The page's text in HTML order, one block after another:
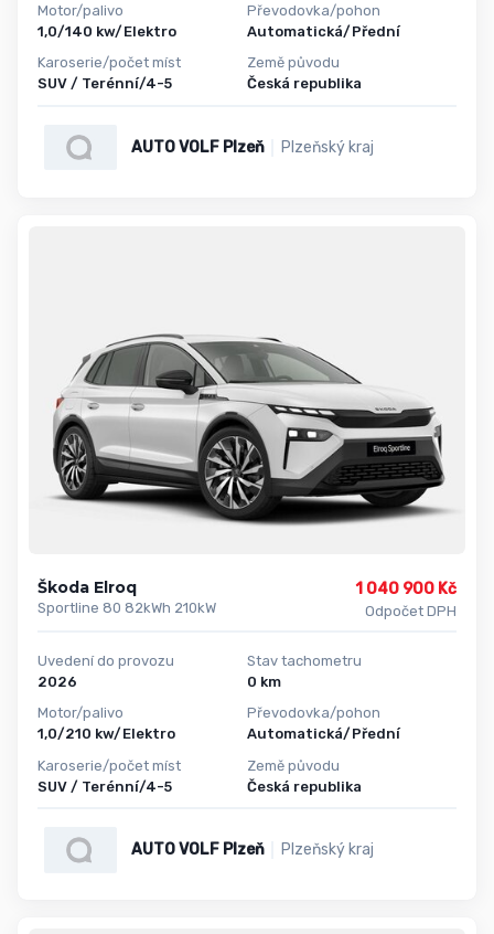
Motor/palivo
1,0/140 kw/Elektro
Karoserie/počet míst
SUV / Terénní/4-5
Převodovka/pohon
Automatická/Přední
Země původu
Česká republika
AUTO VOLF Plzeň Plzeňský kraj
Škoda Elroq
Sportline 80 82kWh 210kW
1 040 900 Kč
Odpočet DPH
Uvedení do provozu
2026
Motor/palivo
1,0/210 kw/Elektro
Karoserie/počet míst
SUV / Terénní/4-5
Stav tachometru
0 km
Převodovka/pohon
Automatická/Přední
Země původu
Česká republika
AUTO VOLF Plzeň Plzeňský kraj